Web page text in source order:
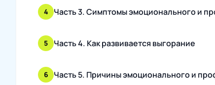
4 Часть 3. Симптомы эмоционального и
5 Часть 4. Как развивается выгорание
6 Часть 5. Причины эмоционального и